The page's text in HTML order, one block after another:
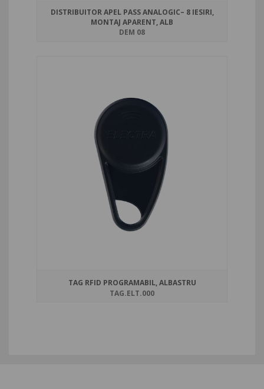
DISTRIBUITOR APEL PASS ANALOGIC– 8 IESIRI,
MONTAJ APARENT, ALB
DEM 08
TAG RFID PROGRAMABIL, ALBASTRU
TAG.ELT.000